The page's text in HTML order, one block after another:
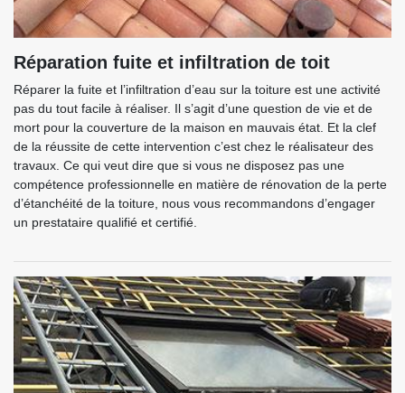
Réparation fuite et infiltration de toit
Réparer la fuite et l’infiltration d’eau sur la toiture est une activité
pas du tout facile à réaliser. Il s’agit d’une question de vie et de
mort pour la couverture de la maison en mauvais état. Et la clef
de la réussite de cette intervention c’est chez le réalisateur des
travaux. Ce qui veut dire que si vous ne disposez pas une
compétence professionnelle en matière de rénovation de la perte
d’étanchéité de la toiture, nous vous recommandons d’engager
un prestataire qualifié et certifié.